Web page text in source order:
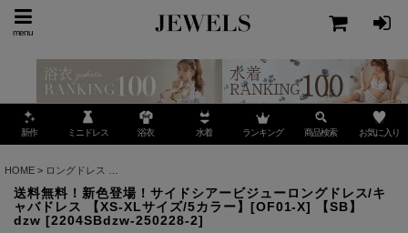
menu
新作 ミニドレス 浴衣 水着 ランキング 商品検索 お気に入り
HOME > ロングドレス
送料無料！新色登場！サイドシアービジューロングドレス/キ
ャバドレス 【XS-XLサイズ/5カラー】[OF01-X] 【SB】
dzw [2204SBdzw-250228-2]